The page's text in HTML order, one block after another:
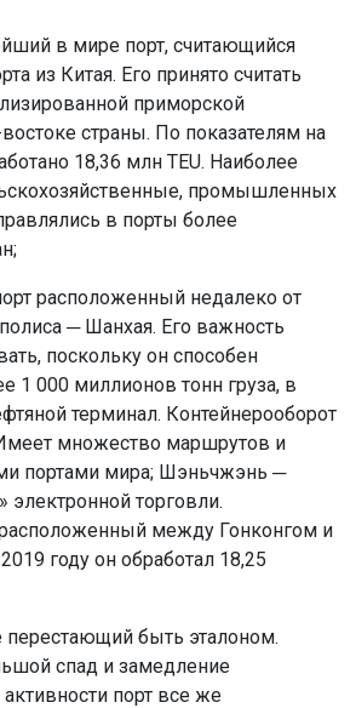
в мире порт, считающийся
из Китая. Его принято считать
приморской
страны. По показателям на
18,36 млн TEU. Наиболее
промышленных
в порты более
расположенный недалеко от
─ Шанхая. Его важность
поскольку он способен
1 000 миллионов тонн груза, в
терминал. Контейнерооборот
множество маршрутов и
портами мира; Шэньчжэнь ─
электронной торговли.
между Гонконгом и
году он обработал 18,25
перестающий быть эталоном.
спад и замедление
порт все же